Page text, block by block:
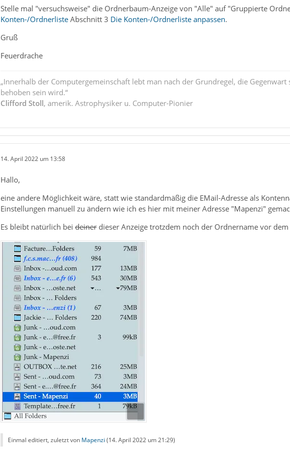
Stelle mal "versuchsweise" die Ordnerbaum-Anzeige von "Alle" auf "Gruppierte
Konten-/OrdnerlisteAbschnitt 3 Die Konten-/Ordnerliste anpassen.
Gruß
Feuerdrache
„Innerhalb der Computergemeinschaft lebt man nach der Grundregel, die
behoben sein wird.“
Clifford Stoll, amerik. Astrophysiker u. Computer-Pionier
14. April 2022 um 13:58
Hallo,
eine andere Möglichkeit wäre, statt wie standardmäßig die EMail-Adresse als
Einstellungen manuell zu ändern wie ich es hier mit meiner Adresse "Mapenzi"
Es bleibt natürlich bei deinerdieser Anzeige trotzdem noch der Ordnername vor dem
Einmal editiert, zuletzt von Mapenzi (14. April 2022 um 21:29)